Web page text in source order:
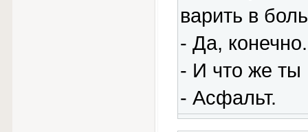
варить в
- Да, конечно.
- И что же ты
- Асфальт.